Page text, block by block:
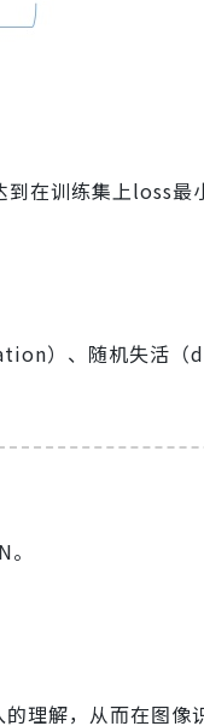
到在训练集上loss最
）、随机失活
理解，从而在图像